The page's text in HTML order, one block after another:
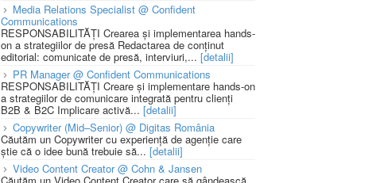
Media Relations Specialist @ Confident
Communications
RESPONSABILITĂȚI Crearea și implementarea hands-
on a strategiilor de presă Redactarea de conținut
editorial: comunicate de presă, interviuri,... [detalii]
PR Manager @ Confident Communications
RESPONSABILITĂȚI Creare și implementare hands-on
a strategiilor de comunicare integrată pentru clienți
B2B & B2C Implicare activă... [detalii]
Copywriter (Mid–Senior) @ Digitas România
Căutăm un Copywriter cu experiență de agenție care
știe că o idee bună trebuie să... [detalii]
Video Content Creator @ Cohn & Jansen